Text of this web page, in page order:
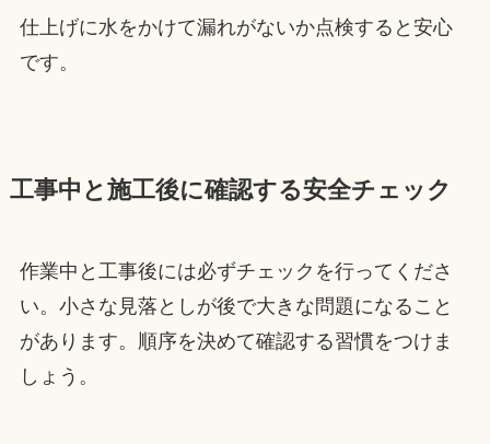
仕上げに水をかけて漏れがないか点検すると安心
です。
工事中と施工後に確認する安全チェック
作業中と工事後には必ずチェックを行ってくださ
い。小さな見落としが後で大きな問題になること
があります。順序を決めて確認する習慣をつけま
しょう。